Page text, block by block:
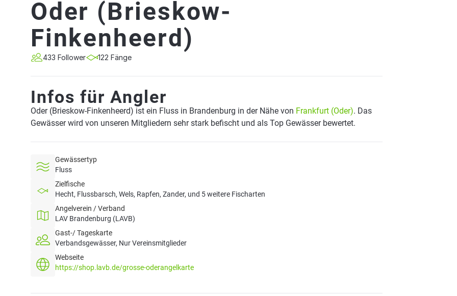
Oder (Brieskow-
Finkenheerd)
433 Follower 122 Fänge
Infos für Angler
Oder (Brieskow-Finkenheerd) ist ein Fluss in Brandenburg in der Nähe von Frankfurt (Oder). Das
Gewässer wird von unseren Mitgliedern sehr stark befischt und als Top Gewässer bewertet.
Gewässertyp
Fluss
Zielfische
Hecht, Flussbarsch, Wels, Rapfen, Zander, und 5 weitere Fischarten
Angelverein / Verband
LAV Brandenburg (LAVB)
Gast-/ Tageskarte
Verbandsgewässer, Nur Vereinsmitglieder
Webseite
https://shop.lavb.de/grosse-oderangelkarte